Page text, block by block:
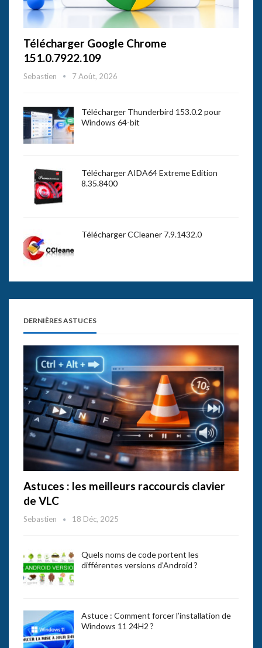
Télécharger Google Chrome
151.0.7922.109
Sebastien 7 Août, 2026
Télécharger Thunderbird 153.0.2 pour
Windows 64-bit
Télécharger AIDA64 Extreme Edition
8.35.8400
Télécharger CCleaner 7.9.1432.0
DERNIÈRES ASTUCES
Astuces : les meilleurs raccourcis clavier
de VLC
Sebastien 18 Déc, 2025
Quels noms de code portent les
différentes versions d’Android ?
Astuce : Comment forcer l’installation de
Windows 11 24H2 ?